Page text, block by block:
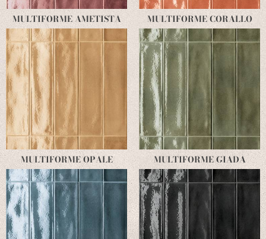
MULTIFORME AMETISTA MULTIFORME CORALLO
MULTIFORME OPALE MULTIFORME GIADA